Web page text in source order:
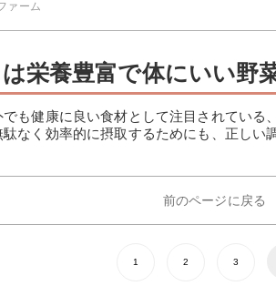
ァーム
栄養豊富で体にいい野
でも健康に良い食材として注目されている
なく効率的に摂取するためにも、正しい
前のページに戻る
1 2 3